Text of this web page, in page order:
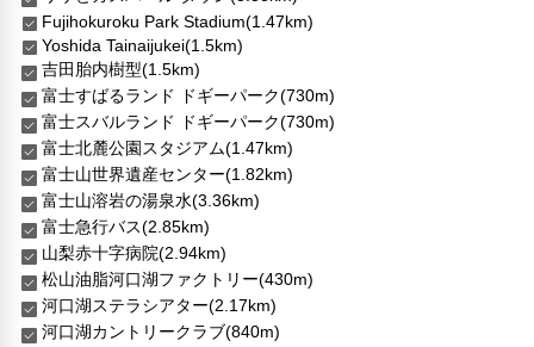
Fujihokuroku Park Stadium(1.47km)
Yoshida Tainaijukei(1.5km)
吉田胎内樹型(1.5km)
富士すばるランド ドギーパーク(730m)
富士スバルランド ドギーパーク(730m)
富士北麓公園スタジアム(1.47km)
富士山世界遺産センター(1.82km)
富士山溶岩の湯泉水(3.36km)
富士急行バス(2.85km)
山梨赤十字病院(2.94km)
松山油脂河口湖ファクトリー(430m)
河口湖ステラシアター(2.17km)
河口湖カントリークラブ(840m)